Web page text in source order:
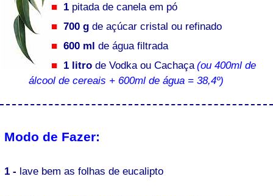
1pitada de canela em pó
700 gde açúcar cristal ou refinado
600 ml de água filtrada
1 litrode Vodka ou Cachaça (ou 400ml de
álcool de cereais + 600ml de água = 38,4º)
Modo de Fazer:
1 - lave bem as folhas de eucalipto